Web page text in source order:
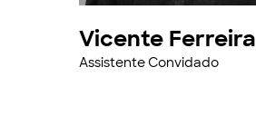
Vicente Ferreira
Assistente Convidado